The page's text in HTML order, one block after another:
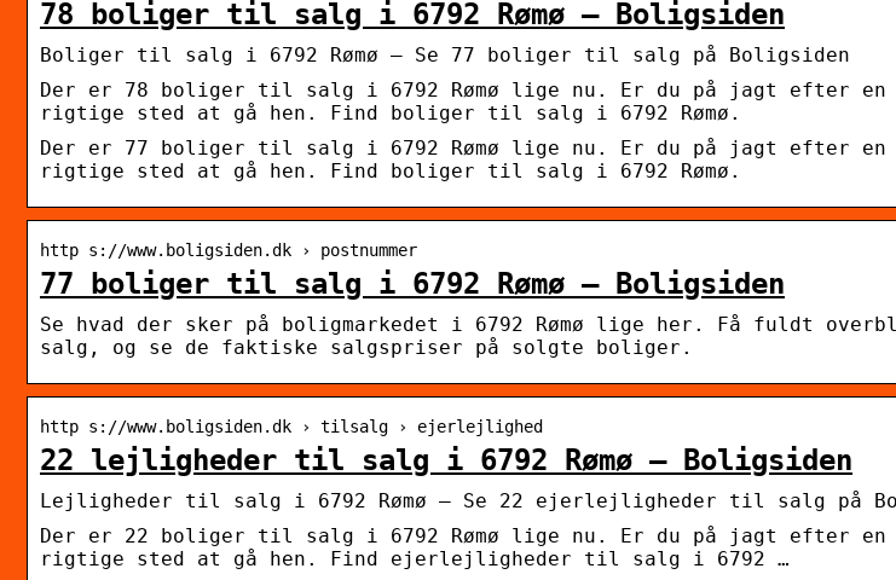
78 boliger til salg i 6792 Rømø – Boligsiden
Boliger til salg i 6792 Rømø – Se 77 boliger til salg på Boligsiden
Der er 78 boliger til salg i 6792 Rømø lige nu. Er du på jagt efter
rigtige sted at gå hen. Find boliger til salg i 6792 Rømø.
Der er 77 boliger til salg i 6792 Rømø lige nu. Er du på jagt efter
rigtige sted at gå hen. Find boliger til salg i 6792 Rømø.
http s://www.boligsiden.dk › postnummer
77 boliger til salg i 6792 Rømø – Boligsiden
Se hvad der sker på boligmarkedet i 6792 Rømø lige her. Få fuldt
salg, og se de faktiske salgspriser på solgte boliger.
http s://www.boligsiden.dk › tilsalg › ejerlejlighed
22 lejligheder til salg i 6792 Rømø – Boligsiden
Lejligheder til salg i 6792 Rømø – Se 22 ejerlejligheder til salg på
Der er 22 boliger til salg i 6792 Rømø lige nu. Er du på jagt efter
rigtige sted at gå hen. Find ejerlejligheder til salg i 6792 …